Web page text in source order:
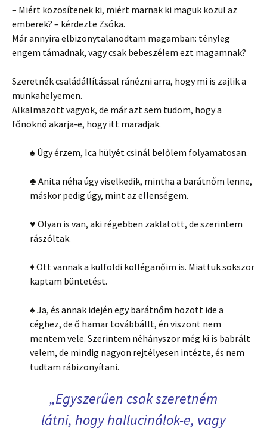
– Miért közösítenek ki, miért marnak ki maguk közül az
emberek? – kérdezte Zsóka.
Már annyira elbizonytalanodtam magamban: tényleg
engem támadnak, vagy csak bebeszélem ezt magamnak?
Szeretnék családállítással ránézni arra, hogy mi is zajlik a
munkahelyemen.
Alkalmazott vagyok, de már azt sem tudom, hogy a
főnöknő akarja-e, hogy itt maradjak.
♠ Úgy érzem, Ica hülyét csinál belőlem folyamatosan.
♣ Anita néha úgy viselkedik, mintha a barátnőm lenne,
máskor pedig úgy, mint az ellenségem.
♥ Olyan is van, aki régebben zaklatott, de szerintem
rászóltak.
♦ Ott vannak a külföldi kolléganőim is. Miattuk sokszor
kaptam büntetést.
♠ Ja, és annak idején egy barátnőm hozott ide a
céghez, de ő hamar továbbállt, én viszont nem
mentem vele. Szerintem néhányszor még ki is babrált
velem, de mindig nagyon rejtélyesen intézte, és nem
tudtam rábizonyítani.
„Egyszerűen csak szeretném
látni, hogy hallucinálok-e, vagy